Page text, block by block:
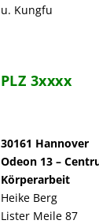
u. Kungfu
PLZ 3xxxx
30161 Hannover
Odeon 13 –
Körperarbeit
Heike Berg
Lister Meile 87